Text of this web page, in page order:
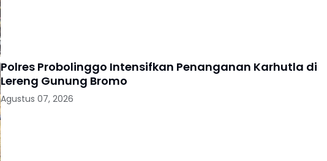
Polres Probolinggo Intensifkan Penanganan Karhutla di
Lereng Gunung Bromo
Agustus 07, 2026